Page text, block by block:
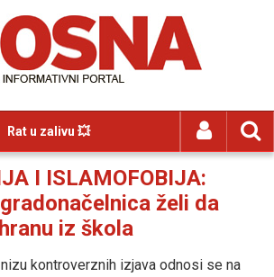
Rat u zalivu 💥
I ISLAMOFOBIJA:
želi da
iz škola
kontroverznih izjava odnosi se na